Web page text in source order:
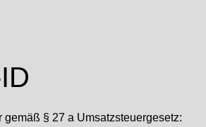
§ 27 a Umsatzsteuergesetz: